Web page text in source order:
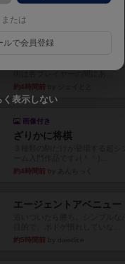
メントとなります。ウイング...
1分前
タイルを4×4で並べて街づくり
約4時間前
画像付き
ざりかに将棋
約4時間前
エージェントアベニュー
約5時間前
または
ルで会員登録
く表示しない